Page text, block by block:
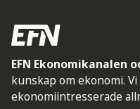
EFN Ekonomikanalen
kunskap om ekonomi.
ekonomiintresserade